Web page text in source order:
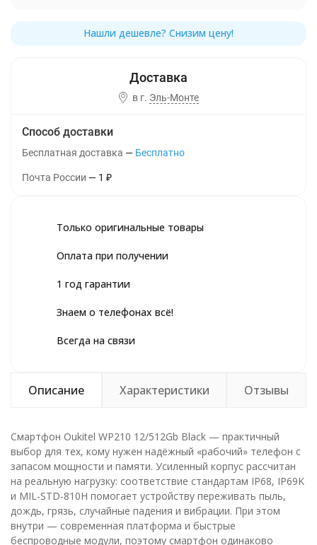
в г. Эль-Монте
Способ доставки
Бесплатная доставка Бесплатно
Почта России 1 ₽
Только оригинальные товары
Оплата при получении
1 год гарантии
Знаем о телефонах всё!
Всегда на связи
Описание Характеристики Отзывы
Смартфон Oukitel WP210 12/512Gb Black — практичный
выбор для тех, кому нужен надёжный «рабочий» телефон с
запасом мощности и памяти. Усиленный корпус рассчитан
на реальную нагрузку: соответствие стандартам IP68, IP69K
и MIL-STD-810H помогает устройству переживать пыль,
дождь, грязь, случайные падения и вибрации. При этом
внутри — современная платформа и быстрые
беспроводные модули, поэтому смартфон одинаково